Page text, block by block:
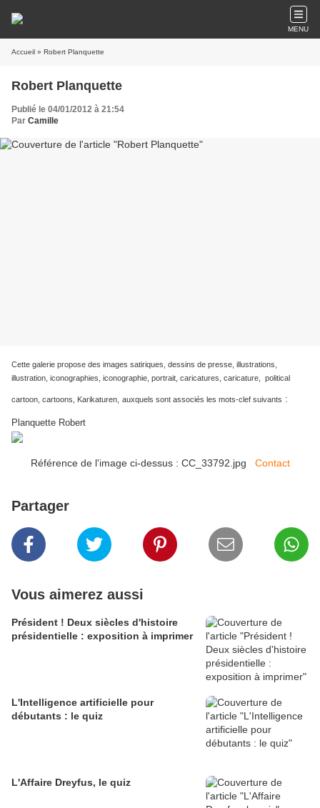
MENU
Accueil » Robert Planquette
Robert Planquette
Publié le 04/01/2012 à 21:54
Par Camille
Cette galerie propose des images satiriques, dessins de presse, illustrations,
illustration, iconographies, iconographie, portrait, caricatures, caricature, political
cartoon, cartoons, Karikaturen, auxquels sont associés les mots-clef suivants :
Planquette Robert
Référence de l'image ci-dessus : CC_33792.jpg Contact
Partager
Vous aimerez aussi
Président ! Deux siècles d'histoire
présidentielle : exposition à imprimer
L'Intelligence artificielle pour
débutants : le quiz
L'Affaire Dreyfus, le quiz